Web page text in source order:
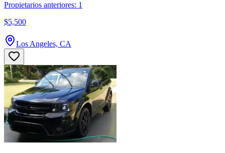
Propietarios anteriores: 1
$5,500
Los Angeles, CA